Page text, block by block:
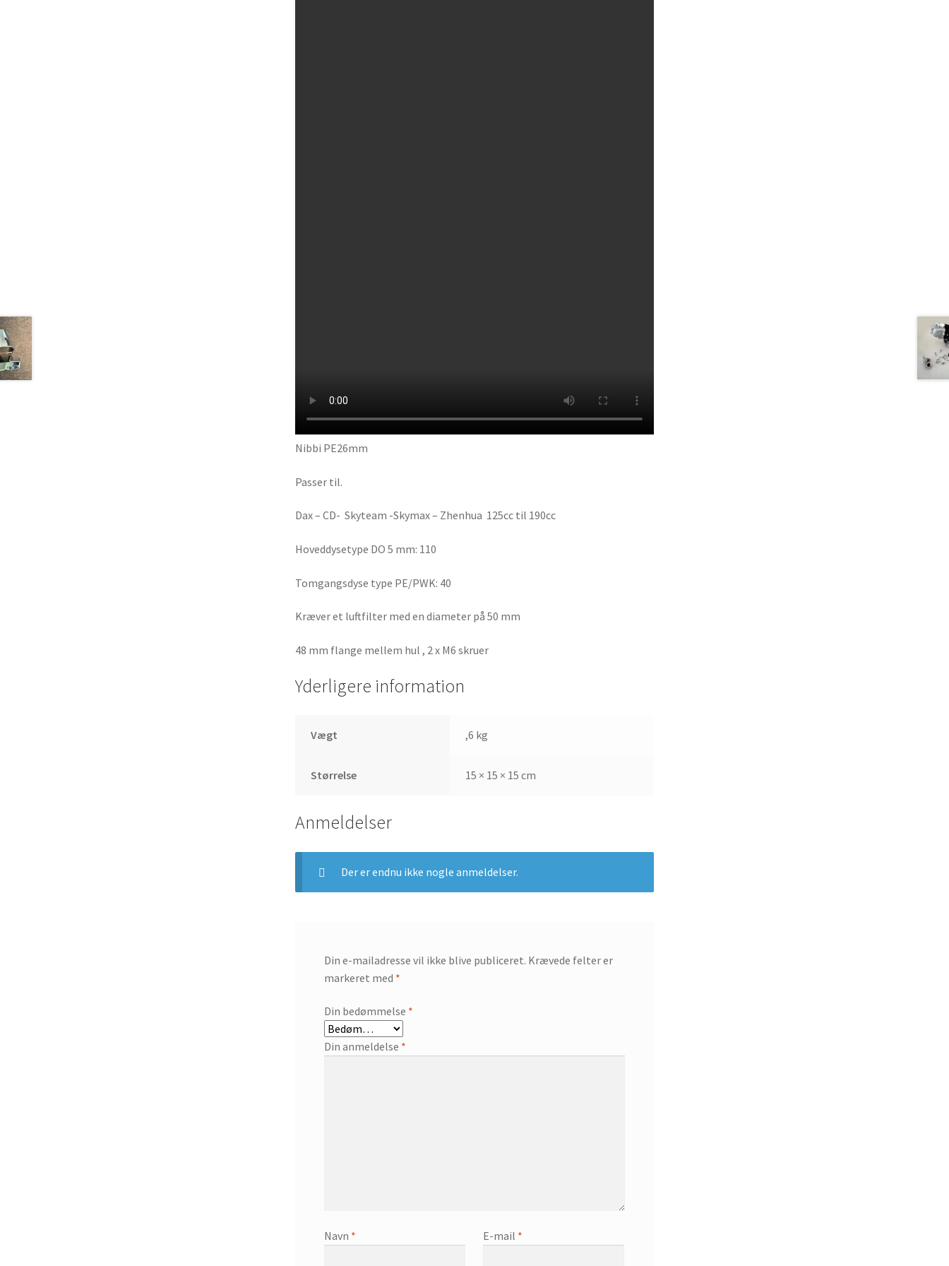
Nibbi PE26mm
Passer til.
Dax – CD- Skyteam -Skymax – Zhenhua 125cc til 190cc
Hoveddysetype DO 5 mm: 110
Tomgangsdyse type PE/PWK: 40
Kræver et luftfilter med en diameter på 50 mm
48 mm flange mellem hul , 2 x M6 skruer
Yderligere information
Vægt ,6 kg
Størrelse 15 × 15 × 15 cm
Anmeldelser
Der er endnu ikke nogle anmeldelser.
Din e-mailadresse vil ikke blive publiceret. Krævede felter er
markeret med *
Din bedømmelse *
Din anmeldelse *
Navn * E-mail *